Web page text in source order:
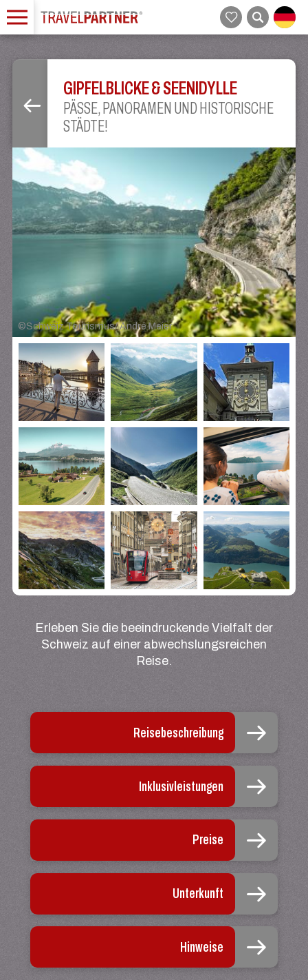
GIPFELBLICKE & SEENIDYLLE
PÄSSE, PANORAMEN UND HISTORISCHE
STÄDTE!
©Schweiz Tourismus/ André Meier
Erleben Sie die beeindruckende Vielfalt der
Schweiz auf einer abwechslungsreichen
Reise.
Reisebeschreibung
Inklusivleistungen
Preise
Unterkunft
Hinweise